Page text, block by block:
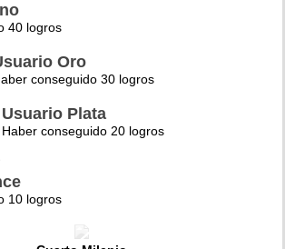
40 logros
Oro
conseguido 30 logros
Usuario Plata
Haber conseguido 20 logros
10 logros